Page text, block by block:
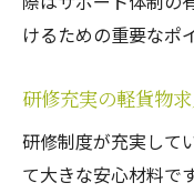
けるための重要なポ
研修充実の軽貨物
研修制度が充実して
て大きな安心材料で